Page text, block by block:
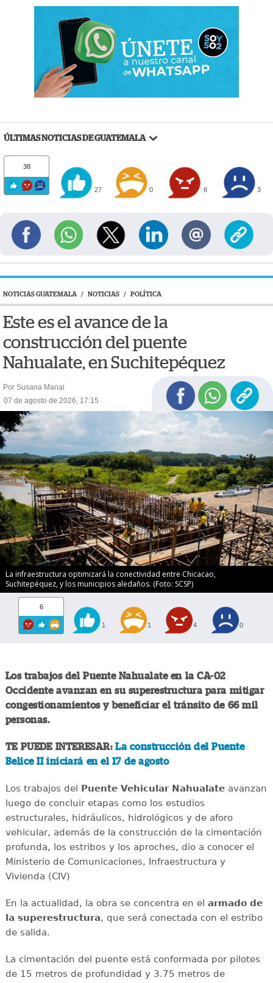
ÚLTIMAS NOTICIAS DE GUATEMALA
38
27 0 8 3
NOTICIAS GUATEMALA / NOTICIAS / POLÍTICA
Este es el avance de la
construcción del puente
Nahualate, en Suchitepéquez
Por Susana Manai
07 de agosto de 2026, 17:15
La infraestructura optimizará la conectividad entre Chicacao,
Suchitepéquez, y los municipios aledaños. (Foto: SCSP)
6
1 1 4 0
Los trabajos del Puente Nahualate en la CA-02
Occidente avanzan en su superestructura para mitigar
congestionamientos y beneficiar el tránsito de 66 mil
personas.
TE PUEDE INTERESAR:La construcción del Puente
Belice II iniciará en el 17 de agosto
Los trabajos del Puente Vehicular Nahualateavanzan
luego de concluir etapas como los estudios
estructurales, hidráulicos, hidrológicos y de aforo
vehicular, además de la construcción de la cimentación
profunda, los estribos y los aproches, dio a conocer el
Ministerio de Comunicaciones, Infraestructura y
Vivienda (CIV)
En la actualidad, la obra se concentra en el armado de
la superestructura, que será conectada con el estribo
de salida.
La cimentación del puente está conformada por pilotes
de 15 metros de profundidad y 3.75 metros de